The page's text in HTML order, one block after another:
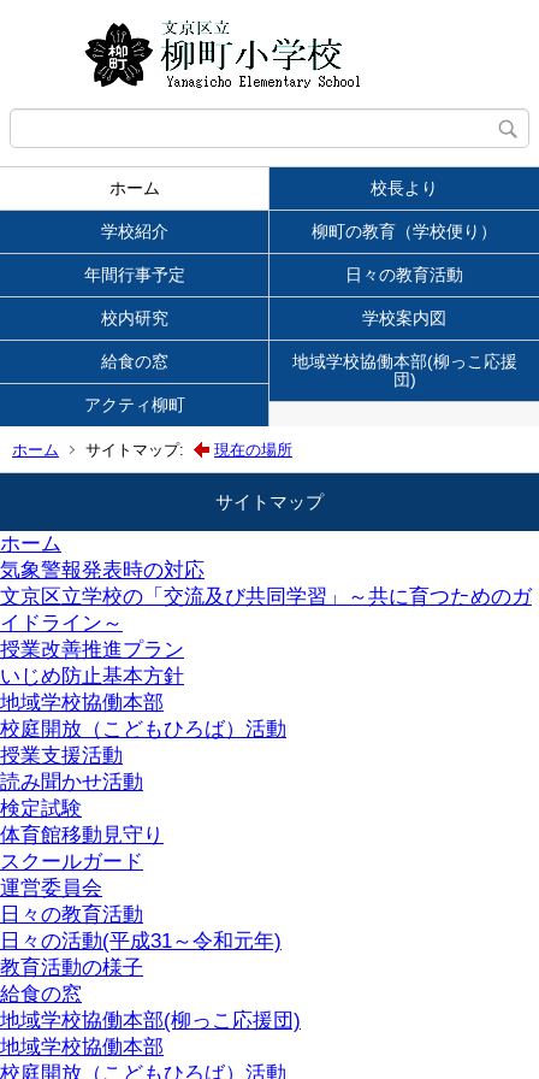
ホーム 校長より
学校紹介 柳町の教育（学校便り）
年間行事予定 日々の教育活動
校内研究 学校案内図
給食の窓
地域学校協働本部(柳っこ応援
団)
アクティ柳町
ホーム サイトマップ: 現在の場所
サイトマップ
ホーム
気象警報発表時の対応
文京区立学校の「交流及び共同学習」～共に育つためのガ
イドライン～
授業改善推進プラン
いじめ防止基本方針
地域学校協働本部
校庭開放（こどもひろば）活動
授業支援活動
読み聞かせ活動
検定試験
体育館移動見守り
スクールガード
運営委員会
日々の教育活動
日々の活動(平成31～令和元年)
教育活動の様子
給食の窓
地域学校協働本部(柳っこ応援団)
地域学校協働本部
校庭開放（こどもひろば）活動